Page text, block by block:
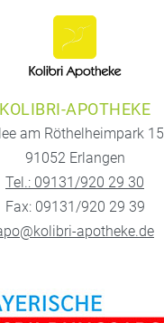
KOLIBRI-APOTHEKE
am Röthelheimpark 15
91052 Erlangen
Tel.: 09131/920 29 30
Fax: 09131/920 29 39
apotheke.de